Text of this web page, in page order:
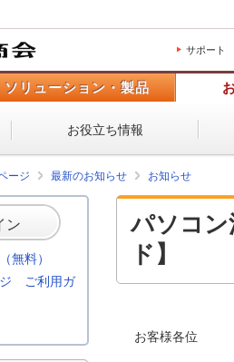
サポート
ソリューション・製品
お役立ち情報
ージ 最新のお知らせ お知らせ
パソコン
ド】
お客様各位
ン
無料）
ジ ご利用ガ